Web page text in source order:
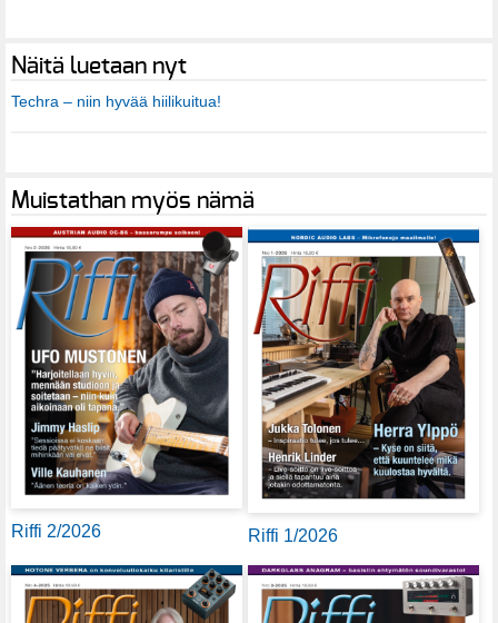
Näitä luetaan nyt
Techra – niin hyvää hiilikuitua!
Muistathan myös nämä
Riffi 2/2026 Riffi 1/2026